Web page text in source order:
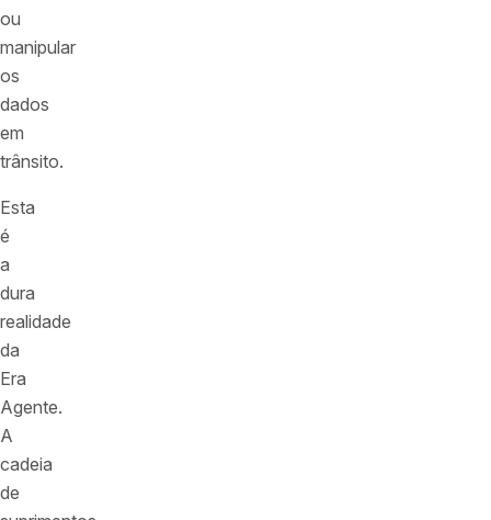
ou
manipular
os
dados
em
trânsito.
Esta
é
a
dura
realidade
da
Era
Agente.
A
cadeia
de